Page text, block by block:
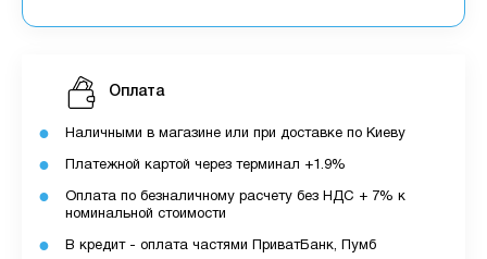
Оплата
Наличными в магазине или при доставке по Киеву
Платежной картой через терминал +1.9%
Оплата по безналичному расчету без НДС + 7% к
номинальной стоимости
В кредит - оплата частями ПриватБанк, Пумб